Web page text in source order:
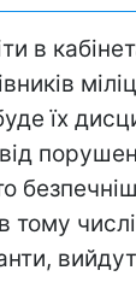
в
їх
тому